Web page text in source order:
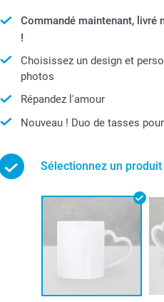
Commandé maintenant, livré
!
Choisissez un design et
photos
Répandez l'amour
Nouveau ! Duo de tasses
Sélectionnez un produit